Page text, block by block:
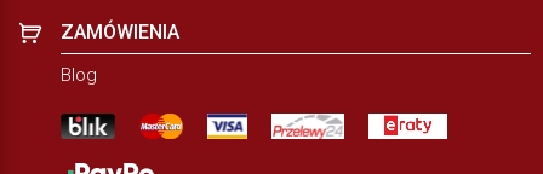
ZAMÓWIENIA
Blog